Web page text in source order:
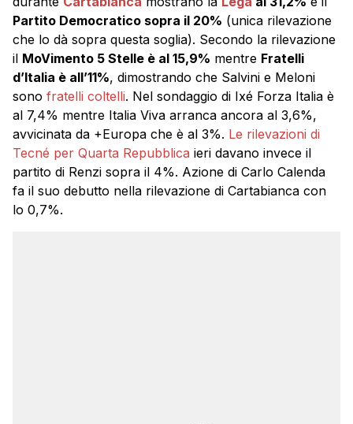
Partito Democratico sopra il 20% (unica rilevazione
che lo dà sopra questa soglia). Secondo la rilevazione
il MoVimento 5 Stelle è al 15,9% mentre Fratelli
d’Italia è all’11%, dimostrando che Salvini e Meloni
sono fratelli coltelli. Nel sondaggio di Ixé Forza Italia è
al 7,4% mentre Italia Viva arranca ancora al 3,6%,
avvicinata da +Europa che è al 3%. Le rilevazioni di
Tecné per Quarta Repubblica ieri davano invece il
partito di Renzi sopra il 4%. Azione di Carlo Calenda
fa il suo debutto nella rilevazione di Cartabianca con
lo 0,7%.